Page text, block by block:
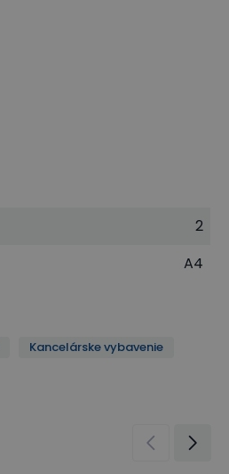
2
A4
Kancelárske vybavenie